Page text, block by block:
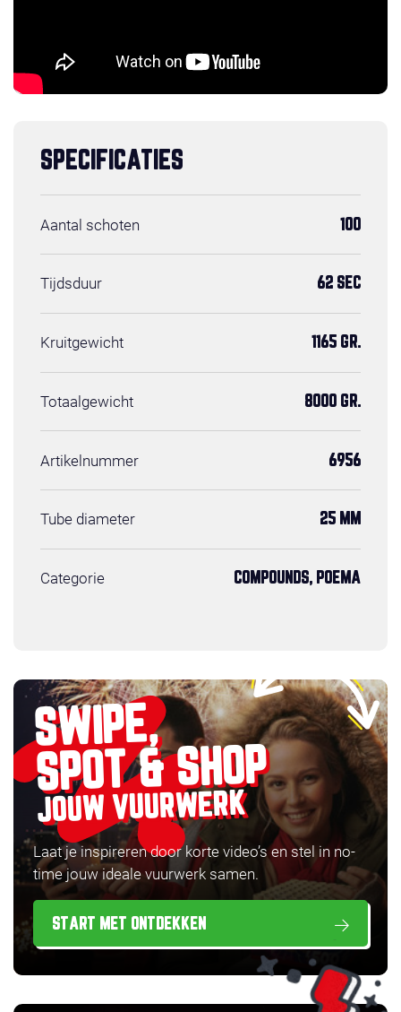
SPECIFICATIES
Aantal schoten 100
Tijdsduur 62 SEC
Kruitgewicht 1165 GR.
Totaalgewicht 8000 GR.
Artikelnummer 6956
Tube diameter 25 MM
Categorie COMPOUNDS, POEMA
SWIPE,
SPOT & SHOP
JOUW VUURWERK
Laat je inspireren door korte video’s en stel in no-
time jouw ideale vuurwerk samen.
START MET ONTDEKKEN